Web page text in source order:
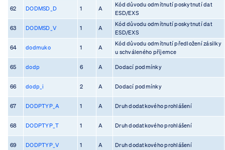
62 DODMSD_D 1 A
Kód důvodu odmítnutí poskytnutí dat
ESD/EXS
63 DODMSD_V 1 A
Kód důvodu odmítnutí poskytnutí dat
ESD/EXS
64 dodmuko 1 A
Kód důvodu odmítnutí předložení zásilky
u schváleného příjemce
65 dodp 6 A Dodací podmínky
66 dodp_i 2 A Dodací podmínky
67 DODPTYP_A 1 A Druh dodatkového prohlášení
68 DODPTYP_T 1 A Druh dodatkového prohlášení
69 DODPTYP_V 1 A Druh dodatkového prohlášení